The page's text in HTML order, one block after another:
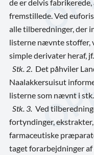
de er delvis
fremstillede. Ved
alle tilberedninger, der
listerne nævnte stoffer,
simple derivater heraf,
Stk. 2 . Det påhviler
Naalakkersuisut
listerne som nævnt i stk.
Stk. 3. Ved
fortyndinger,
farmaceutiske
taget forarbejdninger